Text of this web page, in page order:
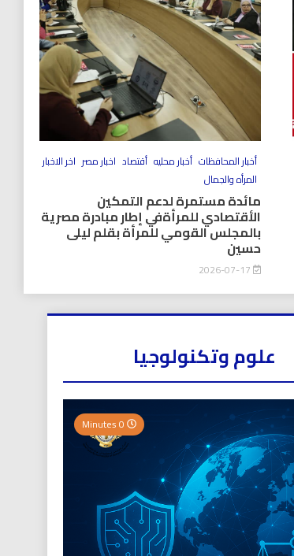
أخبار المحافظات أخبار محليه أقتصاد اخبار مصر اخر الاخبار
المرأه والجمال
مائدة مستمرة لدعم التمكين
الأقتصادي للمرأةفي إطار مبادرة مصرية
بالمجلس القومي للمرأة بقلم ليلى
حسين
علوم وتكنولوجيا
0 Minutes